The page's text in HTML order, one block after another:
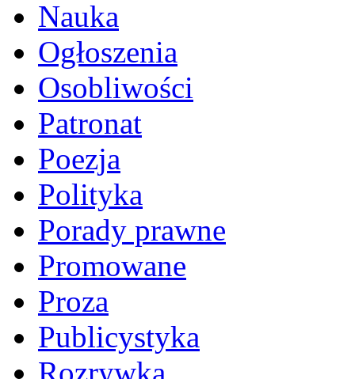
Nauka
Ogłoszenia
Osobliwości
Patronat
Poezja
Polityka
Porady prawne
Promowane
Proza
Publicystyka